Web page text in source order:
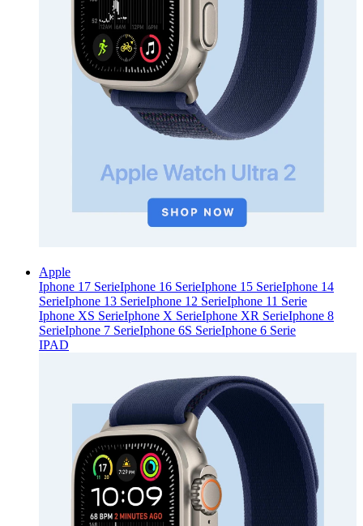
Apple
Iphone 17 SerieIphone 16 SerieIphone 15 SerieIphone 14
SerieIphone 13 SerieIphone 12 SerieIphone 11 Serie
Iphone XS SerieIphone X SerieIphone XR SerieIphone 8
SerieIphone 7 SerieIphone 6S SerieIphone 6 Serie
IPAD